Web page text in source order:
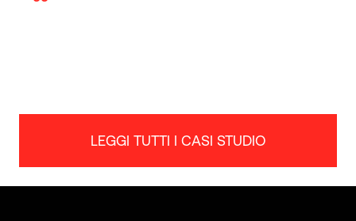
LEGGI TUTTI I CASI STUDIO